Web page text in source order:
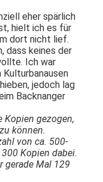
eher spärlich
hielt ich es für
dort nicht lief.
dass keines der
Ich war
Kulturbanausen
jedoch lag
Backnanger
Kopien gezogen,
können.
von ca. 500-
Kopien dabei.
gerade Mal 129